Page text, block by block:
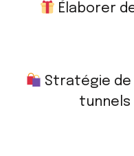
Élaborer
Stratégie
tunnels